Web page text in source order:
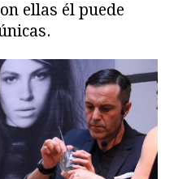
ellas él puede